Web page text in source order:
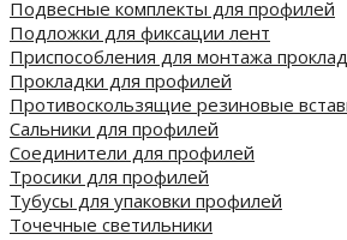
Подвесные комплекты для профилей
Подложки для фиксации лент
Приспособления для монтажа
Прокладки для профилей
Противоскользящие резиновые
Сальники для профилей
Соединители для профилей
Тросики для профилей
Тубусы для упаковки профилей
Точечные светильники